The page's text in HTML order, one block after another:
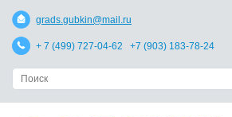
grads.gubkin@mail.ru
+ 7 (499) 727-04-62 +7 (903) 183-78-24